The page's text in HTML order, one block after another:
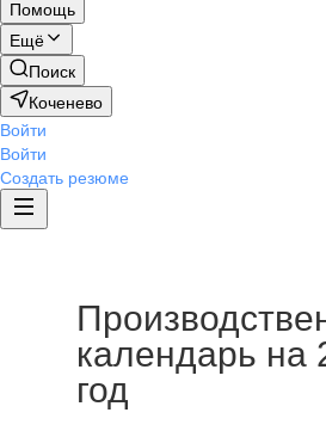
Помощь
Ещё
Поиск
Коченево
Войти
Войти
Создать резюме
календарь на
год